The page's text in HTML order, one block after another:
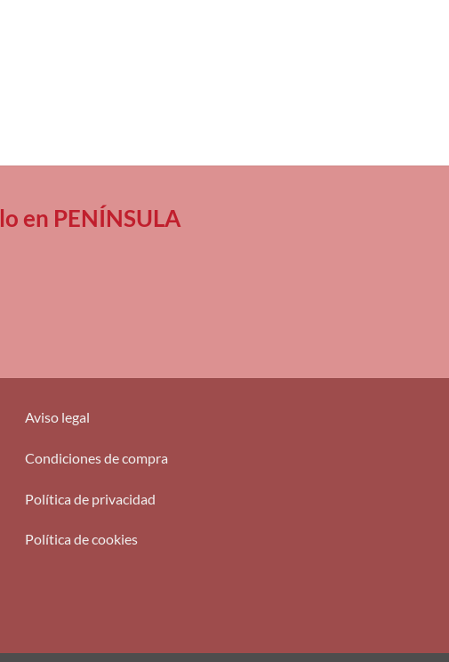
en PENÍNSULA
Aviso legal
Condiciones de compra
Política de privacidad
Política de cookies